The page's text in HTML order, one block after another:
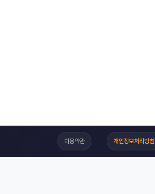
이용약관 개인정보처리방침